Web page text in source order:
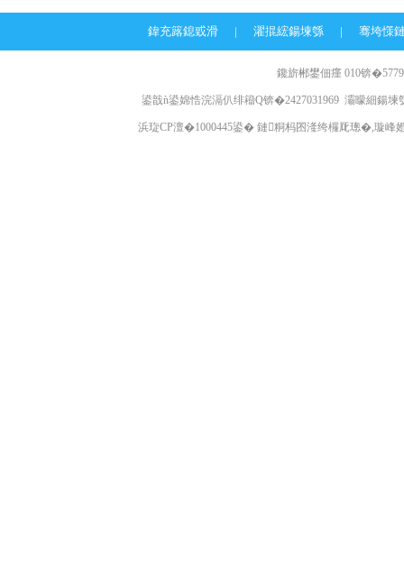
鍏充簬鎴戜滑 | 濯掍綋鍚堜綔 | 骞垮憡
鑱旂郴鐢佃瘽 010锛
鍙戠ǹ鍙婂悎浣滆仈绯籕Q锛�2427031969 灞曚細鍚堜
浜琁CP澶�1000445鍙� 鏈粡杩囨湰绔欏厑璁�,璇峰